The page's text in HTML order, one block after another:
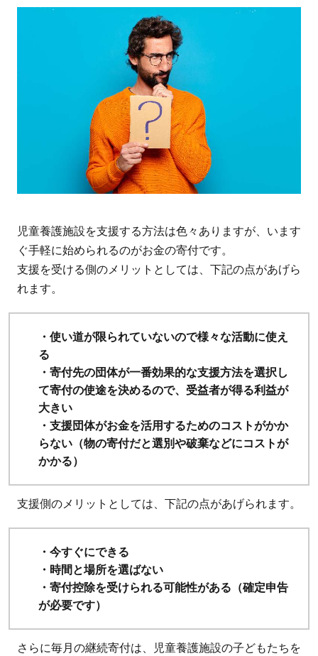
児童養護施設を支援する方法は色々ありますが、います
ぐ手軽に始められるのがお金の寄付です。
支援を受ける側のメリットとしては、下記の点があげら
れます。
・使い道が限られていないので様々な活動に使え
る
・寄付先の団体が一番効果的な支援方法を選択し
て寄付の使途を決めるので、受益者が得る利益が
大きい
・支援団体がお金を活用するためのコストがかか
らない（物の寄付だと選別や破棄などにコストが
かかる）
支援側のメリットとしては、下記の点があげられます。
・今すぐにできる
・時間と場所を選ばない
・寄付控除を受けられる可能性がある（確定申告
が必要です）
さらに毎月の継続寄付は、児童養護施設の子どもたちを